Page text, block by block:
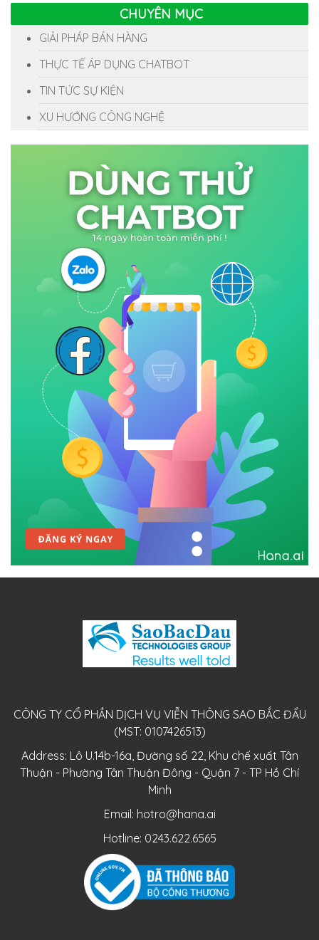
CHUYÊN MỤC
GIẢI PHÁP BÁN HÀNG
THỰC TẾ ÁP DỤNG CHATBOT
TIN TỨC SỰ KIỆN
XU HƯỚNG CÔNG NGHỆ
CÔNG TY CỔ PHẦN DỊCH VỤ VIỄN THÔNG SAO BẮC ĐẨU
(MST: 0107426513)
Address: Lô U.14b-16a, Đường số 22, Khu chế xuất Tân
Thuận - Phường Tân Thuận Đông - Quận 7 - TP Hồ Chí
Minh
Email: hotro@hana.ai
Hotline: 0243.622.6565